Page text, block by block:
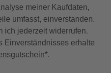
meiner Kaufdaten,
umfasst, einverstanden.
ich jederzeit widerrufen.
Einverständnisses erhalte
*.